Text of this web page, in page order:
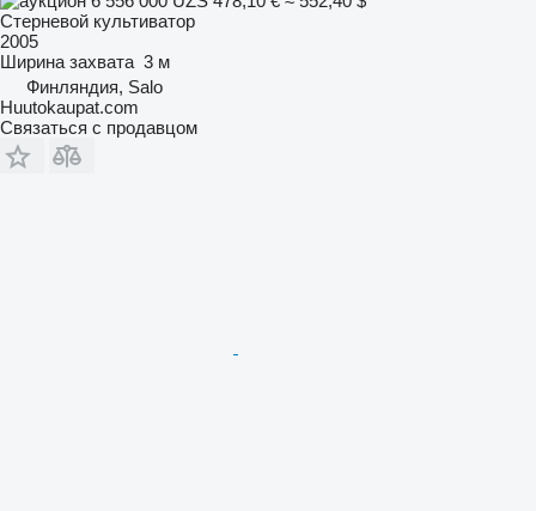
Стерневой культиватор
2005
Ширина захвата 3 м
Финляндия, Salo
Huutokaupat.com
Связаться с продавцом